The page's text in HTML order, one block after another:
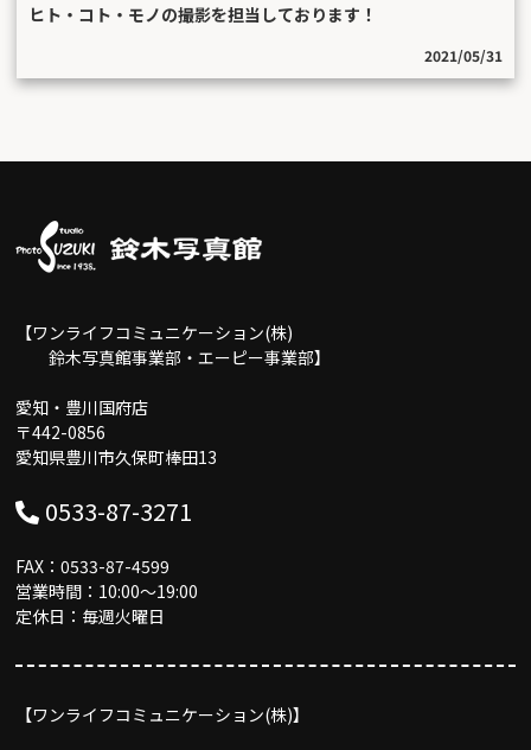
ヒト・コト・モノの撮影を担当しております！
2021/05/31
【ワンライフコミュニケーション(株)
鈴木写真館事業部・エーピー事業部】
愛知・豊川国府店
〒442-0856
愛知県豊川市久保町棒田13
0533-87-3271
FAX：0533-87-4599
営業時間：10:00〜19:00
定休日：毎週火曜日
【ワンライフコミュニケーション(株)】